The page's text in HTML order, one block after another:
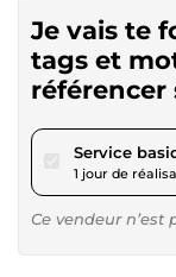
Je vais te
tags et
référencer
Service
1 jour de
Ce vendeur n’est